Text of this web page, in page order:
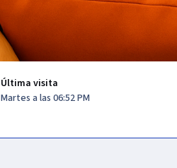
Última visita
Martes a las 06:52 PM